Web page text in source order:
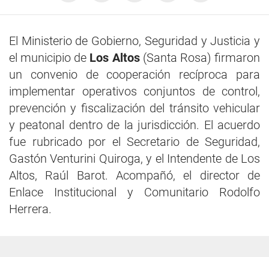
El Ministerio de Gobierno, Seguridad y Justicia y
el municipio de Los Altos (Santa Rosa) firmaron
un convenio de cooperación recíproca para
implementar operativos conjuntos de control,
prevención y fiscalización del tránsito vehicular
y peatonal dentro de la jurisdicción. El acuerdo
fue rubricado por el Secretario de Seguridad,
Gastón Venturini Quiroga, y el Intendente de Los
Altos, Raúl Barot. Acompañó, el director de
Enlace Institucional y Comunitario Rodolfo
Herrera.